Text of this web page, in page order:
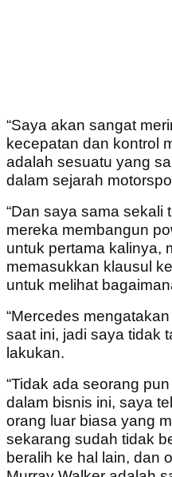
“Saya akan sangat
kecepatan dan kontrol
adalah sesuatu yang
dalam sejarah
“Dan saya sama sekali
mereka membangun
untuk pertama kalinya,
memasukkan klausul
untuk melihat
“Mercedes mengatakan
saat ini, jadi saya tidak
lakukan.
“Tidak ada seorang
dalam bisnis ini, saya
orang luar biasa yang
sekarang sudah tidak
beralih ke hal lain, dan